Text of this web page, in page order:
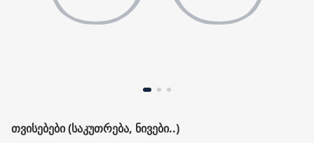
ᲗᲕᲘᲡᲔᲑᲔᲑᲘ (ᲡᲐᲙᲣᲗᲠᲔᲑᲐ, ᲜᲘᲕᲔᲑᲘ..)